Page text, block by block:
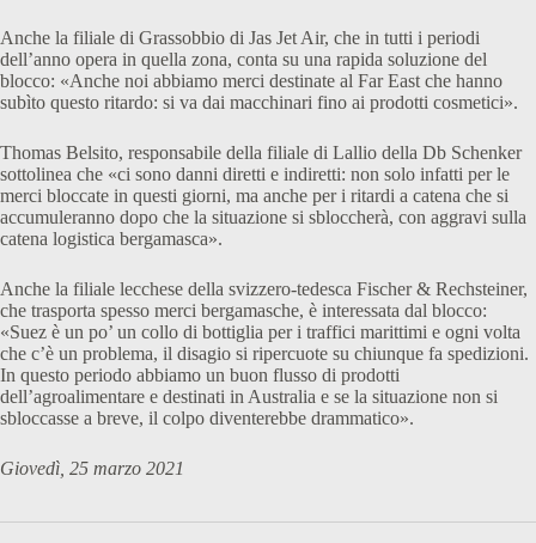
Anche la filiale di Grassobbio di Jas Jet Air, che in tutti i periodi
dell’anno opera in quella zona, conta su una rapida soluzione del
blocco: «Anche noi abbiamo merci destinate al Far East che hanno
subìto questo ritardo: si va dai macchinari fino ai prodotti cosmetici».
Thomas Belsito, responsabile della filiale di Lallio della Db Schenker
sottolinea che «ci sono danni diretti e indiretti: non solo infatti per le
merci bloccate in questi giorni, ma anche per i ritardi a catena che si
accumuleranno dopo che la situazione si sbloccherà, con aggravi sulla
catena logistica bergamasca».
Anche la filiale lecchese della svizzero-tedesca Fischer & Rechsteiner,
che trasporta spesso merci bergamasche, è interessata dal blocco:
«Suez è un po’ un collo di bottiglia per i traffici marittimi e ogni volta
che c’è un problema, il disagio si ripercuote su chiunque fa spedizioni.
In questo periodo abbiamo un buon flusso di prodotti
dell’agroalimentare e destinati in Australia e se la situazione non si
sbloccasse a breve, il colpo diventerebbe drammatico».
Giovedì, 25 marzo 2021